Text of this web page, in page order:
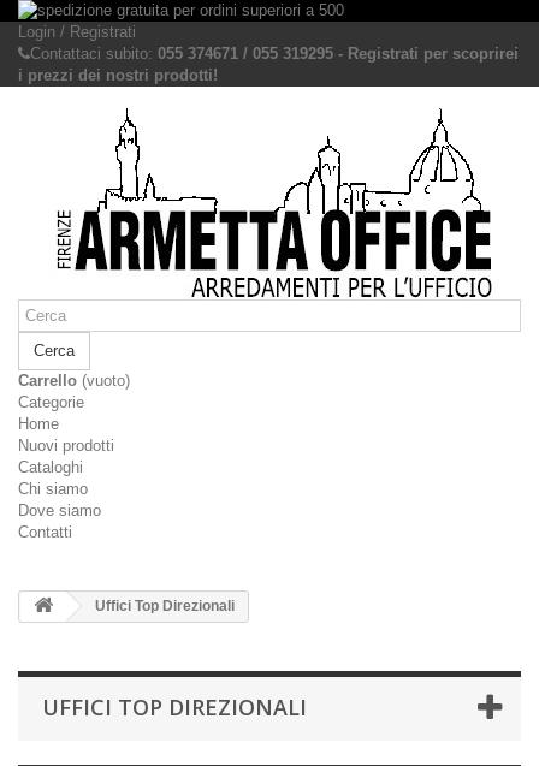
Login / Registrati
Contattaci subito: 055 374671 / 055 319295 - Registrati per scoprirei
i prezzi dei nostri prodotti!
Cerca
Carrello (vuoto)
Categorie
Home
Nuovi prodotti
Cataloghi
Chi siamo
Dove siamo
Contatti
Uffici Top Direzionali
UFFICI TOP DIREZIONALI